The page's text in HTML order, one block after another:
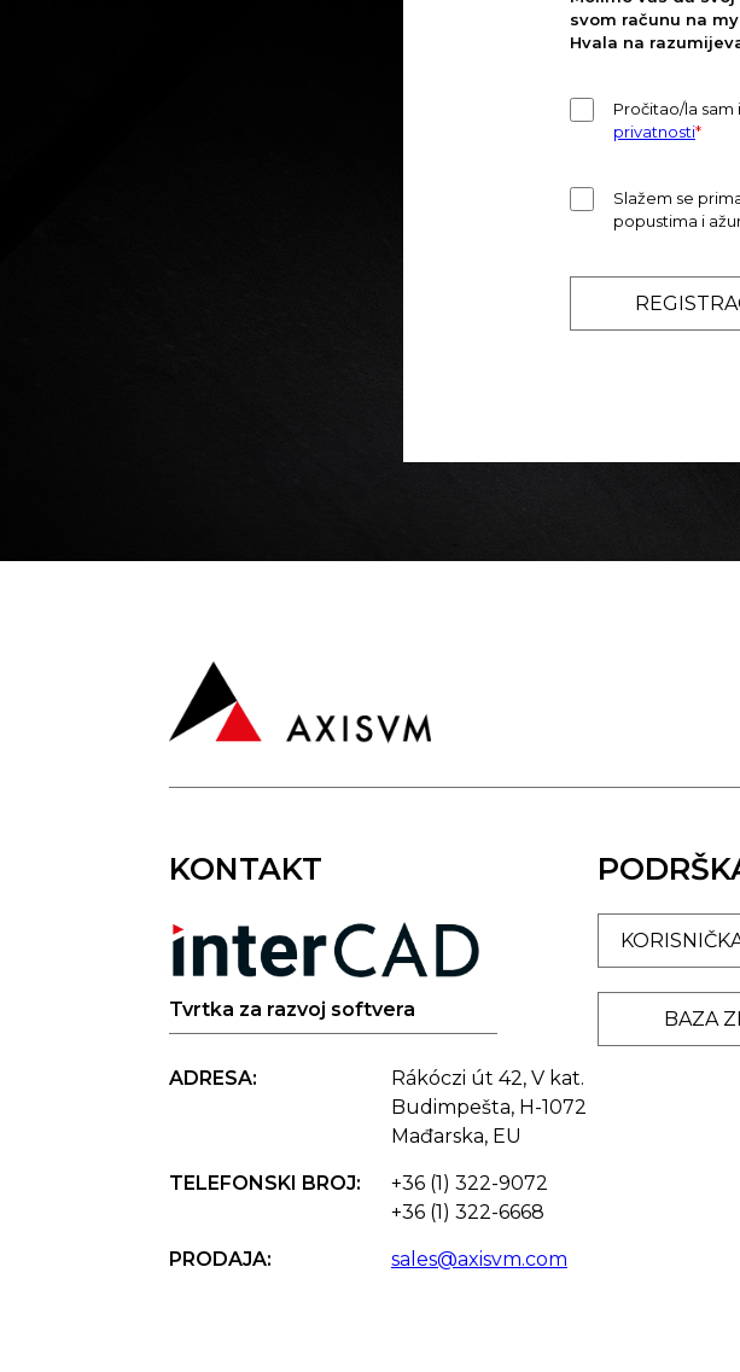
svom računu na
Hvala na
Pročitao/la sam
privatnosti*
Slažem se
popustima i
KONTAKT
Tvrtka za razvoj softvera
ADRESA:
Rákóczi út 42, V kat.
Budimpešta, H-1072
Mađarska, EU
TELEFONSKI BROJ:
+36 (1) 322-9072
+36 (1) 322-6668
PRODAJA: sales@axisvm.com
BAZA